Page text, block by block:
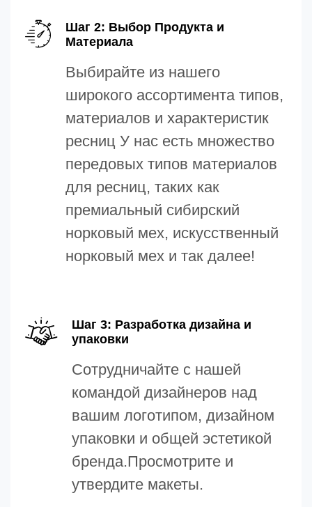
Шаг 2: Выбор Продукта и
Материала
Выбирайте из нашего
широкого ассортимента типов,
материалов и характеристик
ресниц У нас есть множество
передовых типов материалов
для ресниц, таких как
премиальный сибирский
норковый мех, искусственный
норковый мех и так далее!
Шаг 3: Разработка дизайна и
упаковки
Сотрудничайте с нашей
командой дизайнеров над
вашим логотипом, дизайном
упаковки и общей эстетикой
бренда.Просмотрите и
утвердите макеты.